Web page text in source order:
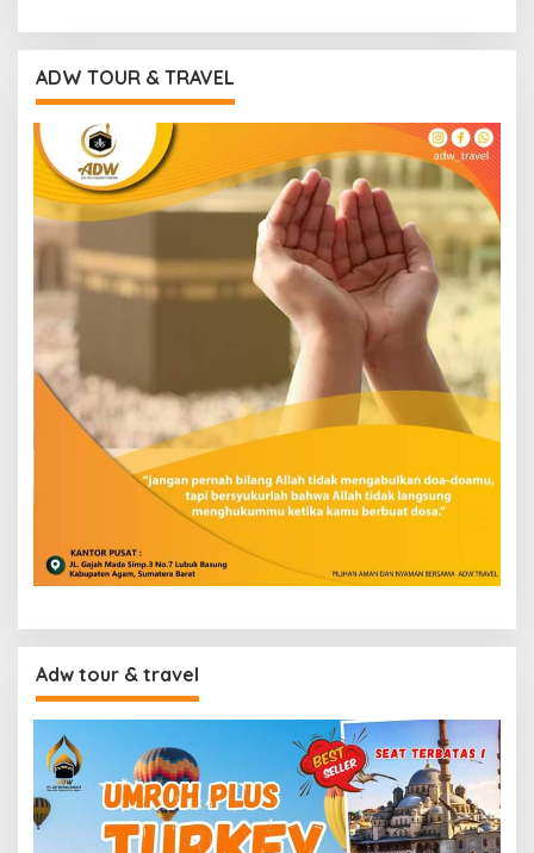
ADW TOUR & TRAVEL
Adw tour & travel